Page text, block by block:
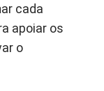
cada
apoiar os
o